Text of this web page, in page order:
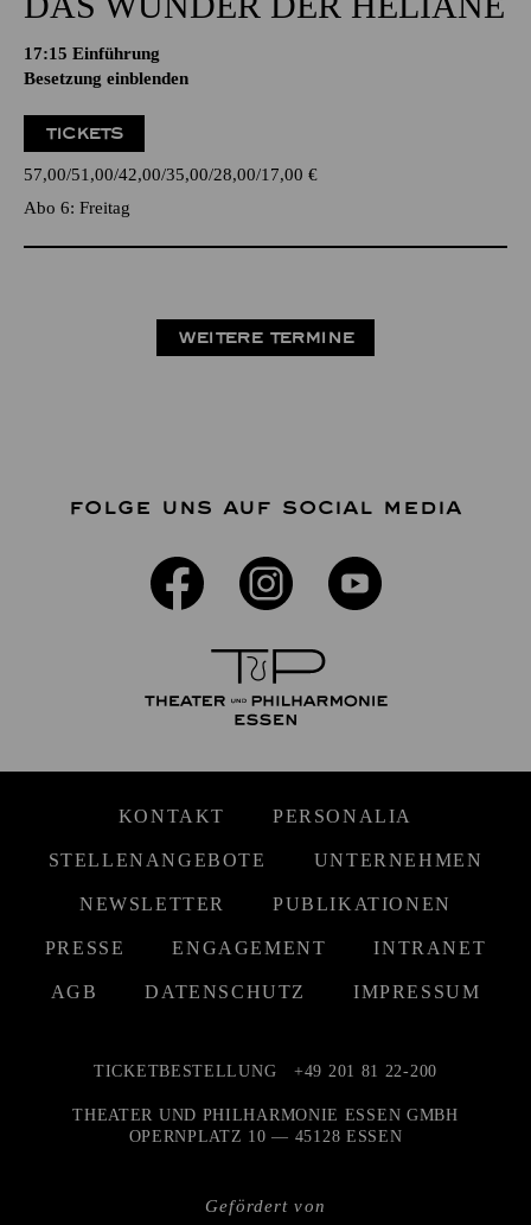
17:15 Einführung
Besetzung einblenden
TICKETS
57,00 51,00 42,00 35,00 28,00 17,00 €
Abo 6: Freitag
WEITERE TERMINE
FOLGE UNS AUF SOCIAL MEDIA
KONTAKT PERSONALIA
STELLENANGEBOTE UNTERNEHMEN
NEWSLETTER PUBLIKATIONEN
PRESSE ENGAGEMENT INTRANET
AGB DATENSCHUTZ IMPRESSUM
Gefördert von
TICKETBESTELLUNG +49 201 81 22-200
THEATER UND PHILHARMONIE ESSEN GMBH
OPERNPLATZ 10 — 45128 ESSEN